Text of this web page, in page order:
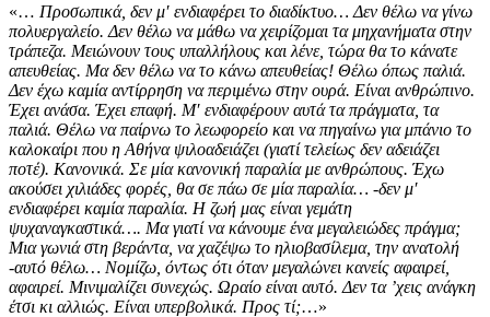
«… Προσωπικά, δεν μ′ ενδιαφέρει το διαδίκτυο… Δεν θέλω να γίνω
πολυεργαλείο. Δεν θέλω να μάθω να χειρίζομαι τα μηχανήματα στην
τράπεζα. Μειώνουν τους υπαλλήλους και λένε, τώρα θα το κάνατε
απευθείας. Μα δεν θέλω να το κάνω απευθείας! Θέλω όπως παλιά.
Δεν έχω καμία αντίρρηση να περιμένω στην ουρά. Είναι ανθρώπινο.
Έχει ανάσα. Έχει επαφή. Μ′ ενδιαφέρουν αυτά τα πράγματα, τα
παλιά. Θέλω να παίρνω το λεωφορείο και να πηγαίνω για μπάνιο το
καλοκαίρι που η Αθήνα ψιλοαδειάζει (γιατί τελείως δεν αδειάζει
ποτέ). Κανονικά. Σε μία κανονική παραλία με ανθρώπους. Έχω
ακούσει χιλιάδες φορές, θα σε πάω σε μία παραλία… -δεν μ′
ενδιαφέρει καμία παραλία. Η ζωή μας είναι γεμάτη
ψυχαναγκαστικά…. Μα γιατί να κάνουμε ένα μεγαλειώδες πράγμα;
Μια γωνιά στη βεράντα, να χαζέψω το ηλιοβασίλεμα, την ανατολή
-αυτό θέλω… Νομίζω, όντως ότι όταν μεγαλώνει κανείς αφαιρεί,
αφαιρεί. Μινιμαλίζει συνεχώς. Ωραίο είναι αυτό. Δεν τα ’χεις ανάγκη
έτσι κι αλλιώς. Είναι υπερβολικά. Προς τί;…»